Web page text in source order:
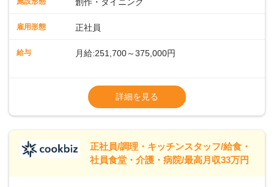
らず、テニスコートがピックルボールコートに改装されるな
たちと一緒に、新しいスタートを切りませんか？あなたのご
雇用形態 正社員
給与 月給:251,700～375,000円
▼給与改定（年1回)
▼決算賞与（年1回)
【手当】
▼残業手当（固定残業見合手当43,613円～／
詳細を見る
正社員/調理・キッチンスタッフ/給食・
社員食堂・介護・病院/最高月収33万円